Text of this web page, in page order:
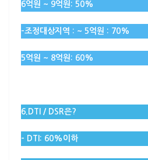
6억원 ~ 9억원: 50%
–조정대상지역 : ~ 5억원 : 70%
5억원 ~ 8억원: 60%
6.DTI / DSR은?
– DTI: 60%이하